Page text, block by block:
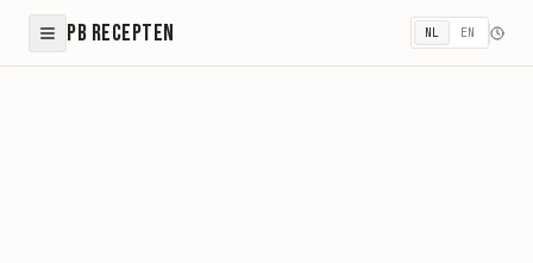
PB Recepten NL EN